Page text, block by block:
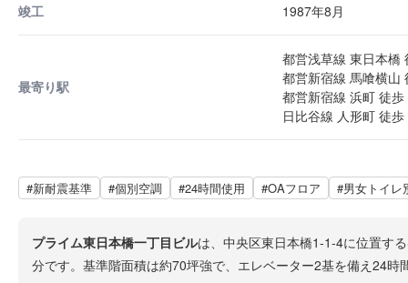
竣工 1987年8月
最寄り駅
都営浅草線 東日本橋
都営新宿線 馬喰横山
都営新宿線 浜町 徒歩
日比谷線 人形町 徒
#新耐震基準 #個別空調 #24時間使用 #OAフロア #男女トイレ
プライム東日本橋一丁目ビルは、中央区東日本橋1-1-4に位置す
分です。基準階面積は約70坪強で、エレベーター2基を備え24